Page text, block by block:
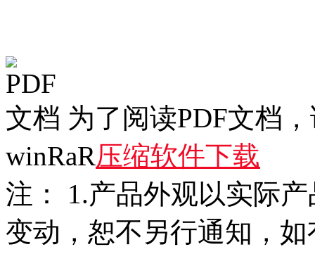
为了阅读PDF文档
winRaR压缩软件下载
注： 1.产品外观以实际
变动，恕不另行通知，